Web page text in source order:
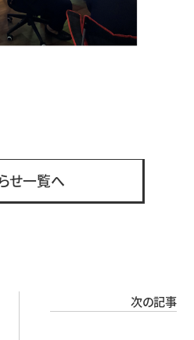
せ一覧へ
次の記事